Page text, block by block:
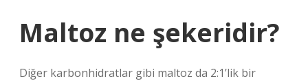
Maltoz ne şekeridir?
Diğer karbonhidratlar gibi maltoz da 2:1’lik bir